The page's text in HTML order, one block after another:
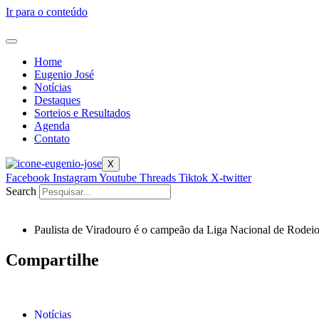
Ir para o conteúdo
Home
Eugenio José
Notícias
Destaques
Sorteios e Resultados
Agenda
Contato
X
Facebook InstagramYoutube Threads Tiktok X-twitter
Search
Paulista de Viradouro é o campeão da Liga Nacional de
Compartilhe
Notícias